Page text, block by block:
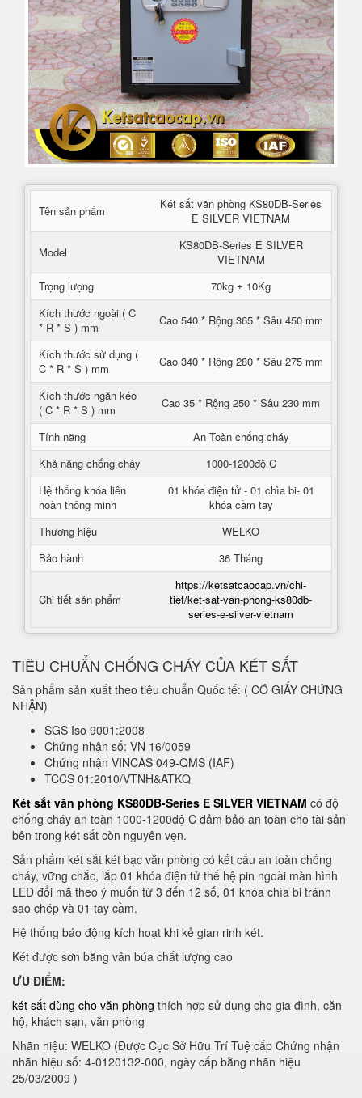
Tên sản phẩm
Két sắt văn phòng KS80DB-Series
E SILVER VIETNAM
Model
KS80DB-Series E SILVER
VIETNAM
Trọng lượng
70kg ± 10Kg
Kích thước ngoài ( C
* R * S ) mm
Cao 540 * Rộng 365 * Sâu 450 mm
Kích thước sử dụng (
C * R * S ) mm
Cao 340 * Rộng 280 * Sâu 275 mm
Kích thước ngăn kéo
( C * R * S ) mm
Cao 35 * Rộng 250 * Sâu 230 mm
Tính năng
An Toàn chống cháy
Khả năng chống cháy
1000-1200độ C
Hệ thống khóa liên
hoàn thông minh
01 khóa điện tử - 01 chìa bi- 01
khóa cầm tay
Thương hiệu
WELKO
Bảo hành
36 Tháng
Chi tiết sản phẩm
https://ketsatcaocap.vn/chi-
tiet/ket-sat-van-phong-ks80db-
series-e-silver-vietnam
TIÊU CHUẨN CHỐNG CHÁY CỦA KÉT SẮT
Sản phẩm sản xuất theo tiêu chuẩn Quốc tế: ( CÓ GIẤY CHỨNG
NHẬN)
SGS Iso 9001:2008
Chứng nhận số: VN 16/0059
Chứng nhận VINCAS 049-QMS (IAF)
TCCS 01:2010/VTNH&ATKQ
Két sắt văn phòng KS80DB-Series E SILVER VIETNAM có độ
chống cháy an toàn 1000-1200độ C đảm bảo an toàn cho tài sản
bên trong két sắt còn nguyên vẹn.
Sản phẩm két sắt két bạc văn phòng có kết cấu an toàn chống
cháy, vững chắc, lắp 01 khóa điện tử thế hệ pin ngoài màn hình
LED đổi mã theo ý muốn từ 3 đến 12 số, 01 khóa chìa bi tránh
sao chép và 01 tay cầm.
Hệ thống báo động kích hoạt khi kẻ gian rinh két.
Két được sơn bằng vân búa chất lượng cao
ƯU ĐIỂM:
két sắt dùng cho văn phòng thích hợp sử dụng cho gia đình, căn
hộ, khách sạn, văn phòng
Nhãn hiệu: WELKO (Được Cục Sở Hữu Trí Tuệ cấp Chứng nhận
nhãn hiệu số: 4-0120132-000, ngày cấp bằng nhãn hiệu
25/03/2009 )